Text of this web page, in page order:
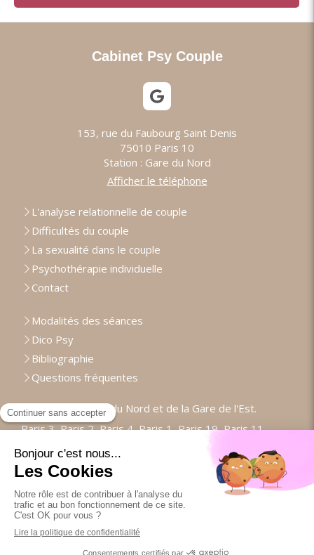
Cabinet Psy Couple
153, rue du Faubourg Saint Denis
75010 Paris 10
Station : Gare du Nord
Afficher le téléphone
L'analyse relationnelle de couple
Difficultés du couple
La sexualité dans le couple
Psychothérapie individuelle
Contact
Modalités des séances
Dico Psy
Bibliographie
Questions fréquentes
Proche de la Gare du Nord et de la Gare de l'Est.
Paris 3, Paris 2, Paris 4, Paris 1, Paris 19, Paris 11,
Prendre rendez-vous
Mentions légales